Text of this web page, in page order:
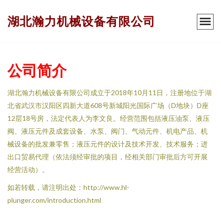
湖北瀚力机械设备有限公司
公司简介
湖北瀚力机械设备有限公司成立于2018年10月11日，注册地位于湖
北省武汉市汉阳区四新大道608号新城阳光国际广场（D地块）D座
12层18号房，法定代表人为李文良。经营范围包括液压油泵、液压
阀、液压元件及成套设备、水泵、阀门、气动元件、机电产品、机
械设备的批发兼零售；液压元件的设计及技术开发、技术服务；进
出口贸易代理（依法须经审批的项目，经相关部门审批后方可开展
经营活动）。
如若转载，请注明出处：http://www.hl-
plunger.com/introduction.html